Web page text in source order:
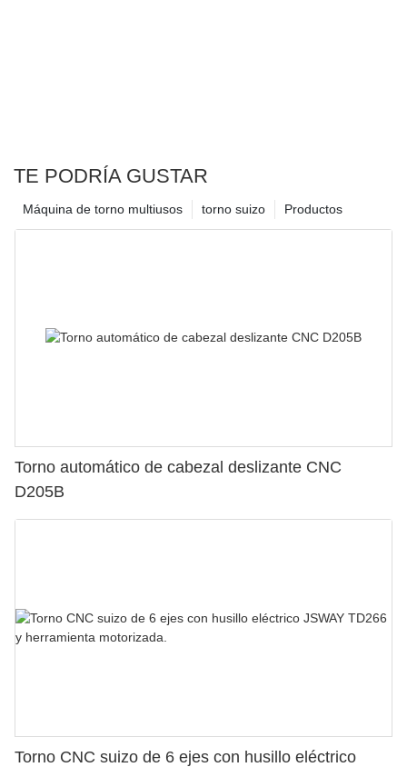
TE PODRÍA GUSTAR
Productos
torno suizo
Máquina de torno multiusos
Torno automático de cabezal deslizante CNC
D205B
Torno CNC suizo de 6 ejes con husillo eléctrico